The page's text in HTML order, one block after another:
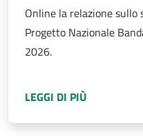
Online la relazione sullo
Progetto Nazionale
2026.
LEGGI DI PIÙ